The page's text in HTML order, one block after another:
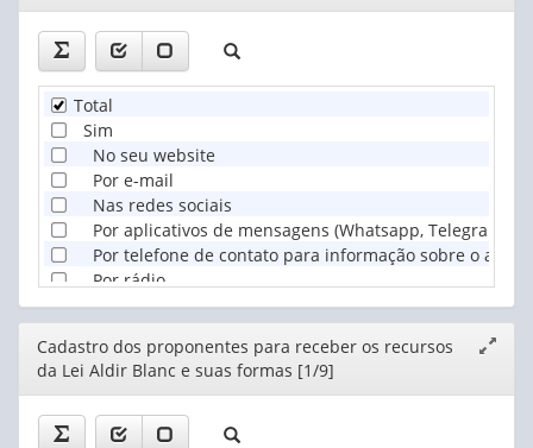
Total
Sim
No seu website
Por e-mail
Nas redes sociais
Por aplicativos de mensagens (Whatsapp, Telegram,
Por telefone de contato para informação sobre o
Por rádio
Por carro de som ou porta a porta
Por outro meio
Não divulgou
Não divulgou porque não teve permissão da
Editor
Cadastro dos proponentes para receber os recursos
da Lei Aldir Blanc e suas formas [1/9]